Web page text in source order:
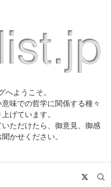
へようこそ。
味での哲学に関係する種々
げています。
ただけたら、御意見、御感
かせください。